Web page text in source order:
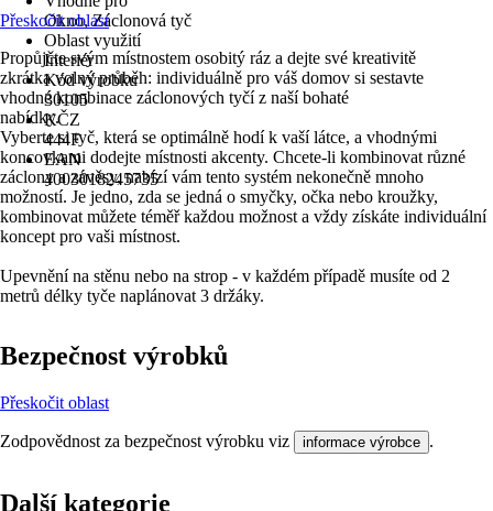
Okno, Záclonová tyč
Oblast využití
Interiér
Kód výrobku
30105
KČZ
444F
EAN
4003018245735
Přeskočit oblast
Propůjčte svým místnostem osobitý ráz a dejte své kreativitě
zkrátka volný průběh: individuálně pro váš domov si sestavte
vhodné kombinace záclonových tyčí z naší bohaté
nabídky.
Vyberte si tyč, která se optimálně hodí k vaší látce, a vhodnými
koncovkami dodejte místnosti akcenty. Chcete-li kombinovat různé
záclony a závěsy, nabízí vám tento systém nekonečně mnoho
možností. Je jedno, zda se jedná o smyčky, očka nebo kroužky,
kombinovat můžete téměř každou možnost a vždy získáte individuální
koncept pro vaši místnost.
Upevnění na stěnu nebo na strop - v každém případě musíte od 2
metrů délky tyče naplánovat 3 držáky.
Bezpečnost výrobků
Přeskočit oblast
Zodpovědnost za bezpečnost výrobku viz informace výrobce .
Další kategorie